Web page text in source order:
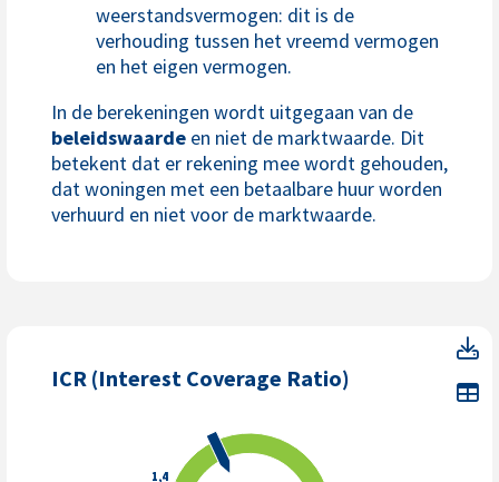
weerstandsvermogen: dit is de
verhouding tussen het vreemd vermogen
en het eigen vermogen.
In de berekeningen wordt uitgegaan van de
beleidswaarde en niet de marktwaarde. Dit
betekent dat er rekening mee wordt gehouden,
dat woningen met een betaalbare huur worden
verhuurd en niet voor de marktwaarde.
ICR (Interest Coverage Ratio)
1,4
1,4